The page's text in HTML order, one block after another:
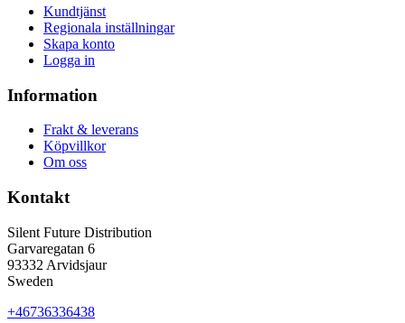
Kundtjänst
Regionala inställningar
Skapa konto
Logga in
Information
Frakt & leverans
Köpvillkor
Om oss
Kontakt
Silent Future Distribution
Garvaregatan 6
93332 Arvidsjaur
Sweden
+46736336438